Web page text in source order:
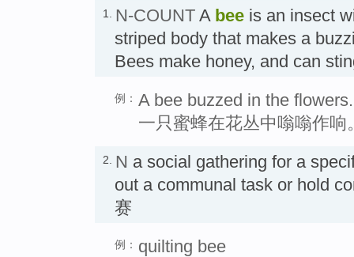
1. N-COUNT A bee is an insect
striped body that makes a
Bees make honey, and can
例： A bee buzzed in the flowers.
一只蜜蜂在花丛中嗡嗡作响
2. N a social gathering for a
out a communal task or hold
赛
例： quilting bee